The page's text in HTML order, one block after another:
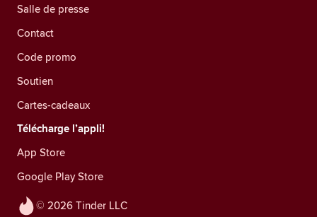
© 2026 Tinder LLC
Salle de presse
Contact
Code promo
Soutien
Cartes-cadeaux
Télécharge l’appli!
App Store
Google Play Store